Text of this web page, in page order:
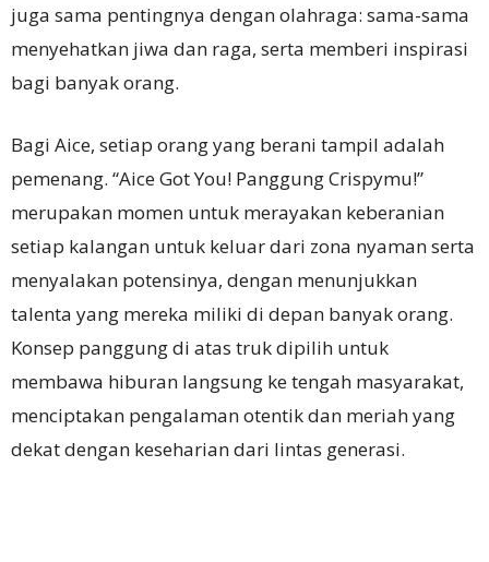
juga sama pentingnya dengan olahraga: sama-sama
menyehatkan jiwa dan raga, serta memberi inspirasi
bagi banyak orang.
Bagi Aice, setiap orang yang berani tampil adalah
pemenang. “Aice Got You! Panggung Crispymu!”
merupakan momen untuk merayakan keberanian
setiap kalangan untuk keluar dari zona nyaman serta
menyalakan potensinya, dengan menunjukkan
talenta yang mereka miliki di depan banyak orang.
Konsep panggung di atas truk dipilih untuk
membawa hiburan langsung ke tengah masyarakat,
menciptakan pengalaman otentik dan meriah yang
dekat dengan keseharian dari lintas generasi.